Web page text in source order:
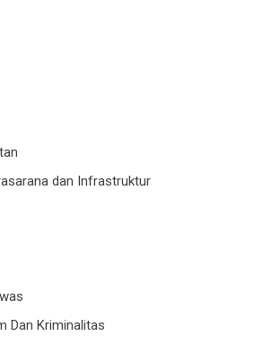
dan Infrastruktur
Dan Kriminalitas